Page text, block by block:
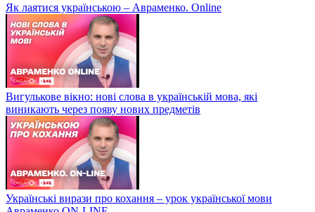
Як лаятися українською – Авраменко. Online
Вигулькове вікно: нові слова в українській мова, які
виникають через появу нових предметів
Українські вирази про кохання – урок української мови